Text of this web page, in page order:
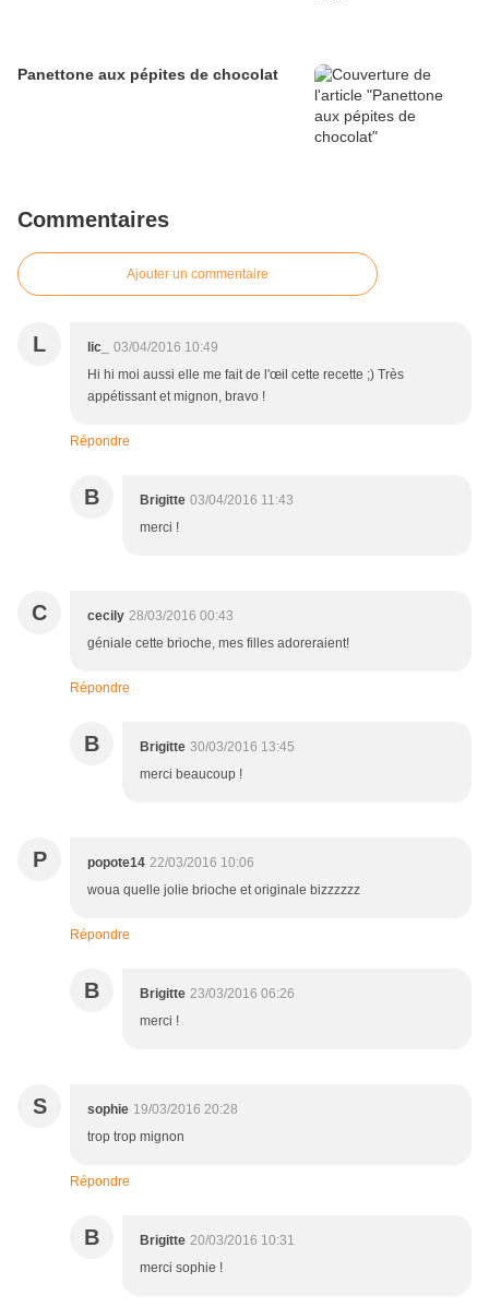
Panettone aux pépites de chocolat
Commentaires
Ajouter un commentaire
L lic_
03/04/2016 10:49
Hi hi moi aussi elle me fait de l'œil cette recette ;) Très
appétissant et mignon, bravo !
Répondre
B Brigitte 03/04/2016 11:43
merci !
C cecily 28/03/2016 00:43
géniale cette brioche, mes filles adoreraient!
Répondre
B Brigitte 30/03/2016 13:45
merci beaucoup !
P popote14 22/03/2016 10:06
woua quelle jolie brioche et originale bizzzzzz
Répondre
B Brigitte 23/03/2016 06:26
merci !
S sophie 19/03/2016 20:28
trop trop mignon
Répondre
B Brigitte 20/03/2016 10:31
merci sophie !